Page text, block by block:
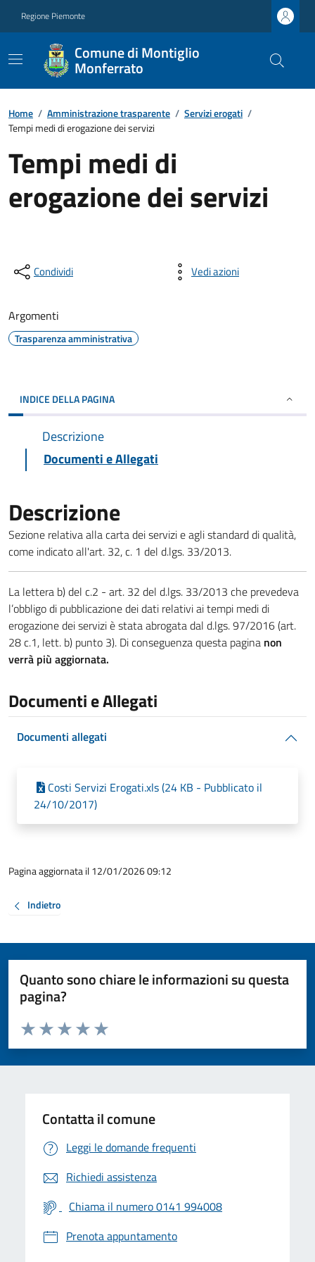
Regione Piemonte
Comune di Montiglio
Monferrato
Home / Amministrazione trasparente / Servizi erogati /
Tempi medi di erogazione dei servizi
Tempi medi di
erogazione dei servizi
Condividi Vedi azioni
Argomenti
Trasparenza amministrativa
INDICE DELLA PAGINA
Descrizione
Documenti e Allegati
Descrizione
Sezione relativa alla carta dei servizi e agli standard di qualità,
come indicato all'art. 32, c. 1 del d.lgs. 33/2013.
La lettera b) del c.2 - art. 32 del d.lgs. 33/2013 che prevedeva
l’obbligo di pubblicazione dei dati relativi ai tempi medi di
erogazione dei servizi è stata abrogata dal d.lgs. 97/2016 (art.
28 c.1, lett. b) punto 3). Di conseguenza questa pagina non
verrà più aggiornata.
Documenti e Allegati
Documenti allegati
Costi Servizi Erogati.xls (24 KB - Pubblicato il
24/10/2017)
Pagina aggiornata il 12/01/2026 09:12
Indietro
Quanto sono chiare le informazioni su questa
pagina?
Valuta da 1 a 5 stelle la pagina
Valuta 5 stelle su 5
Valuta 4 stelle su 5
Valuta 3 stelle su 5
Valuta 2 stelle su 5
Valuta 1 stelle su 5
Contatta il comune
Leggi le domande frequenti
Richiedi assistenza
Chiama il numero 0141 994008
Prenota appuntamento